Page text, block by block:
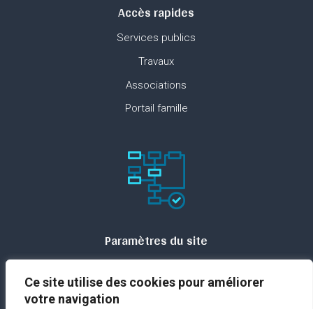
Ce site utilise des cookies pour améliorer
votre navigation
Accès rapides
Services publics
Travaux
Associations
Portail famille
Paramètres du site
Contact